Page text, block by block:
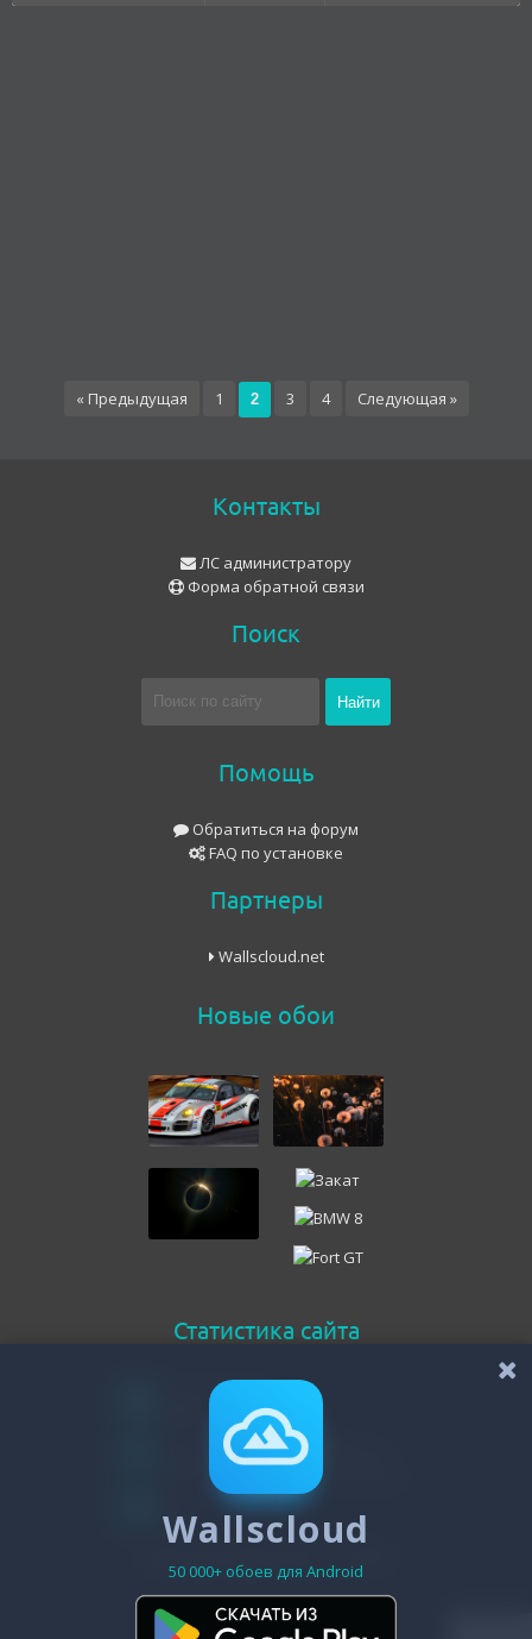
« Предыдущая 1 2 3 4 Следующая »
Контакты
ЛС администратору
Форма обратной связи
Поиск
Помощь
Обратиться на форум
FAQ по установке
Партнеры
Wallscloud.net
Новые обои
Статистика сайта
Онлайн всего
Гостей
Пользователей
2
Зарегистрировано - 19475
Wallscloud
50 000+ обоев для Android